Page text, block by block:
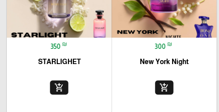
300 ₪
New York Night
add_shopping_cart
350 ₪
STARLIGHET
add_shopping_cart